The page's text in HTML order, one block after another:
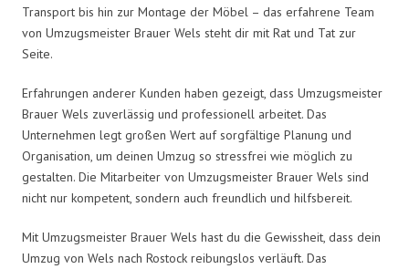
Transport bis hin zur Montage der Möbel – das erfahrene Team
von Umzugsmeister Brauer Wels steht dir mit Rat und Tat zur
Seite.
Erfahrungen anderer Kunden haben gezeigt, dass Umzugsmeister
Brauer Wels zuverlässig und professionell arbeitet. Das
Unternehmen legt großen Wert auf sorgfältige Planung und
Organisation, um deinen Umzug so stressfrei wie möglich zu
gestalten. Die Mitarbeiter von Umzugsmeister Brauer Wels sind
nicht nur kompetent, sondern auch freundlich und hilfsbereit.
Mit Umzugsmeister Brauer Wels hast du die Gewissheit, dass dein
Umzug von Wels nach Rostock reibungslos verläuft. Das